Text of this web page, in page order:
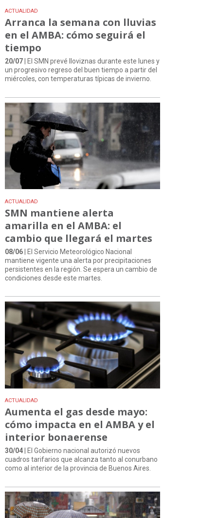
ACTUALIDAD
Arranca la semana con lluvias
en el AMBA: cómo seguirá el
tiempo
20/07 | El SMN prevé lloviznas durante este lunes y
un progresivo regreso del buen tiempo a partir del
miércoles, con temperaturas típicas de invierno.
ACTUALIDAD
SMN mantiene alerta
amarilla en el AMBA: el
cambio que llegará el martes
08/06| El Servicio Meteorológico Nacional
mantiene vigente una alerta por precipitaciones
persistentes en la región. Se espera un cambio de
condiciones desde este martes.
ACTUALIDAD
Aumenta el gas desde mayo:
cómo impacta en el AMBA y el
interior bonaerense
30/04 | El Gobierno nacional autorizó nuevos
cuadros tarifarios que alcanza tanto al conurbano
como al interior de la provincia de Buenos Aires.